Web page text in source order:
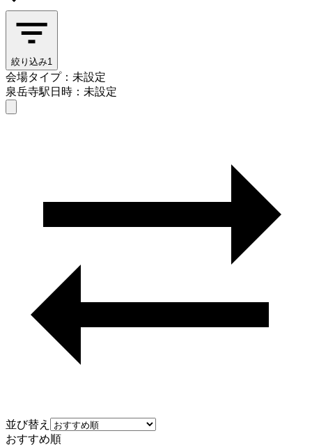
絞り込み1
会場タイプ：未設定
泉岳寺駅日時：未設定
並び替え
おすすめ順